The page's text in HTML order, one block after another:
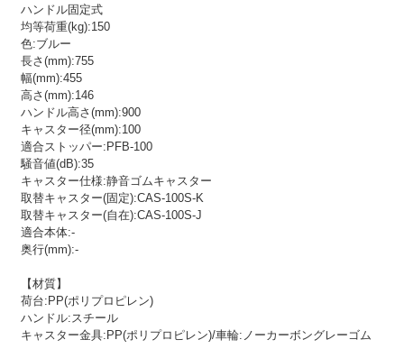
ハンドル固定式
均等荷重(kg):150
色:ブルー
長さ(mm):755
幅(mm):455
高さ(mm):146
ハンドル高さ(mm):900
キャスター径(mm):100
適合ストッパー:PFB-100
騒音値(dB):35
キャスター仕様:静音ゴムキャスター
取替キャスター(固定):CAS-100S-K
取替キャスター(自在):CAS-100S-J
適合本体:-
奥行(mm):-
【材質】
荷台:PP(ポリプロピレン)
ハンドル:スチール
キャスター金具:PP(ポリプロピレン)/車輪:ノーカーボングレーゴム